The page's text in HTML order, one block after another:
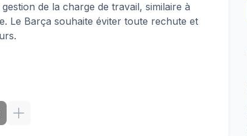
de la charge de travail, similaire à
Le Barça souhaite éviter toute rechute et